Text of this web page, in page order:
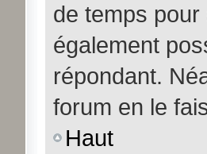
de temps pour
également
répondant.
forum en le
Haut